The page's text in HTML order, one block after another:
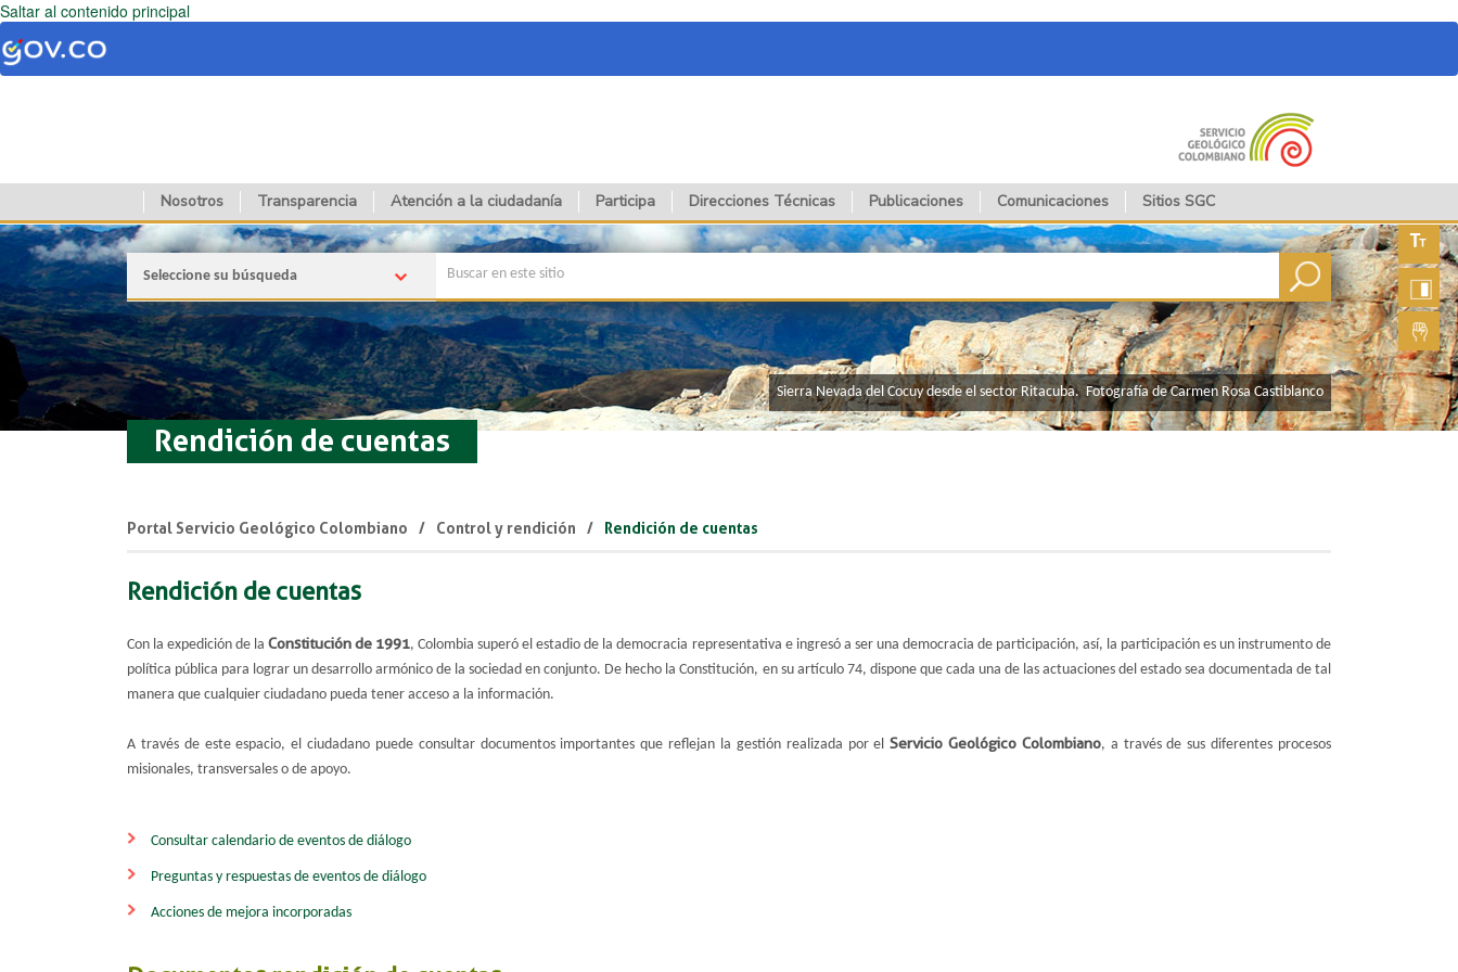
Saltar al contenido principal
Nosotros Transparencia Atención a la ciudadanía Participa Direcciones Técnicas Publicaciones Comunicaciones Sitios SGC
fuente
Lengua
de
Seleccione su búsqueda
​Sierra Nevada del Cocuy desde el sector Ritacuba. Fotografía de Carmen Rosa Castiblanco​​​​​​​
Rendición de cuentas
Portal Servicio Geológico Colombiano Control y rendición Rendición de cuentas
Rendición de cuentas
Con la expedición de la Constitución de 1991, Colombia superó el estadio de la democracia representativa e ingresó a ser una democracia de participación, así, la participación es un instrumento de
política pública para lograr un desarrollo armónico de la sociedad en conjunto. De hecho la Constitución, en su artículo 74, dispone que cada una de las actuaciones del estado sea documentada de tal
manera que cualquier ciudadano pueda tener acceso a la información.
A través de este espacio, el ciudadano puede consultar documentos importantes que reflejan la gestión realizada por elServicio Geológico Colombiano, a través de sus diferentes procesos
misionales, transversales o de apoyo.
Consultar calendario de eventos de diálogo​
Preguntas y respu​estas de eventos de diálogo​
​Acciones de mejora incorporadas